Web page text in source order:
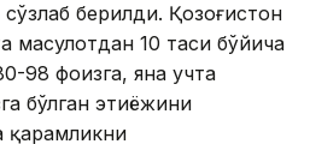
сўзлаб берилди. Қозоғистон
маҳсулотдан 10 таси бўйича
98 фоизга, яна учта
бўлган эҳтиёжини
қарамликни